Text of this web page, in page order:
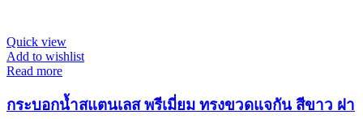
Quick view
Add to wishlist
Read more
กระบอกน้ำสแตนเลส พรีเมี่ยม ทรงขวดแจกัน สีขาว ฝา